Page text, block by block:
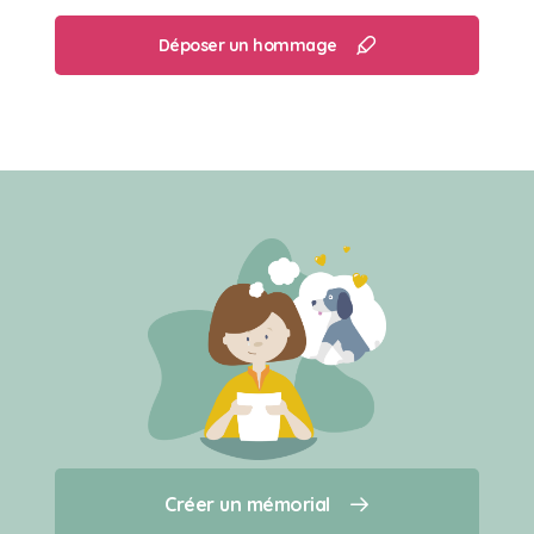
Créer un mémorial
Qui sommes-nous ?
son petit péché mignon : la madeleine du matin
Déposer un hommage
Créer un mémorial